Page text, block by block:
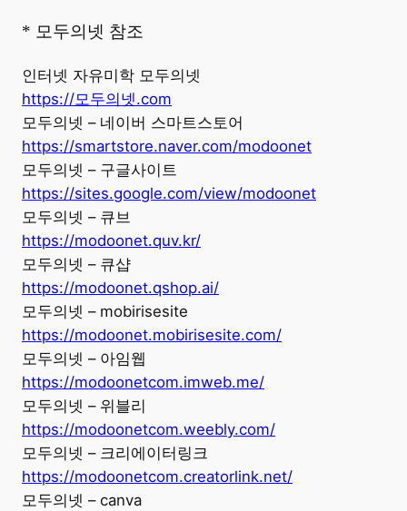
* 모두의넷 참조
인터넷 자유미학 모두의넷
https://모두의넷.com
모두의넷 – 네이버 스마트스토어
https://smartstore.naver.com/modoonet
모두의넷 – 구글사이트
https://sites.google.com/view/modoonet
모두의넷 – 큐브
https://modoonet.quv.kr/
모두의넷 – 큐샵
https://modoonet.qshop.ai/
모두의넷 – mobirisesite
https://modoonet.mobirisesite.com/
모두의넷 – 아임웹
https://modoonetcom.imweb.me/
모두의넷 – 위블리
https://modoonetcom.weebly.com/
모두의넷 – 크리에이터링크
https://modoonetcom.creatorlink.net/
모두의넷 – canva